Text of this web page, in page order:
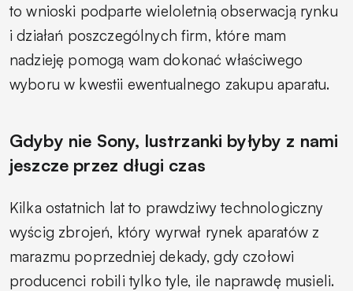
to wnioski podparte wieloletnią obserwacją rynku
i działań poszczególnych firm, które mam
nadzieję pomogą wam dokonać właściwego
wyboru w kwestii ewentualnego zakupu aparatu.
Gdyby nie Sony, lustrzanki byłyby z nami
jeszcze przez długi czas
Kilka ostatnich lat to prawdziwy technologiczny
wyścig zbrojeń, który wyrwał rynek aparatów z
marazmu poprzedniej dekady, gdy czołowi
producenci robili tylko tyle, ile naprawdę musieli.